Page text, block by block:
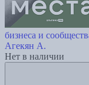
бизнеса и
Агекян А.
Нет в наличии